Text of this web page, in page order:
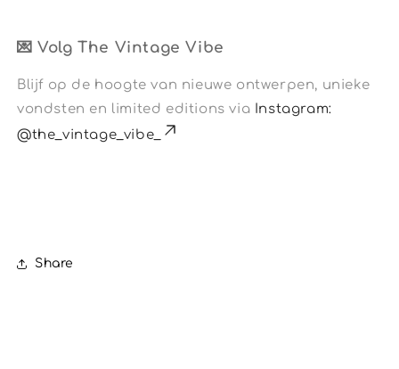
💌 Volg The Vintage Vibe
Blijf op de hoogte van nieuwe ontwerpen, unieke
vondsten en limited editions via Instagram:
@the_vintage_vibe_
Share